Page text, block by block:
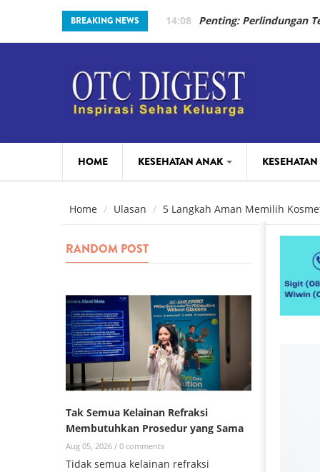
Skip to main content
BREAKING NEWS 14:08 Penting: Perlindungan
HOME KESEHATAN ANAK
PARENTING BEAUTY
Home Ulasan 5 Langkah Aman Memilih
RANDOM POST
Tak Semua Kelainan Refraksi
Membutuhkan Prosedur yang Sama
Aug 05, 2026 / 0 comments
Tidak semua kelainan refraksi